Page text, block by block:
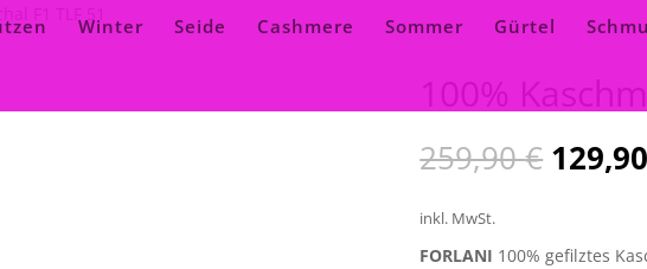
Winter Seide Cashmere Sommer Gürtel
259,90€
Preis
259,90
inkl. MwSt.
FORLANI 100% gefilztes